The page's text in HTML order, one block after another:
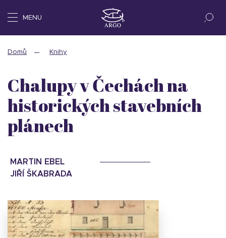
MENU
Domů Knihy
Chalupy v Čechách na
historických stavebních
plánech
MARTIN EBEL
JIŘÍ ŠKABRADA